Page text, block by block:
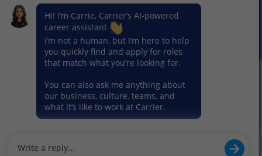
Nos activitiés
© 2026 Carrier. Tous droits réservés
Notice sur la protection des données
Conditions d'utilisation